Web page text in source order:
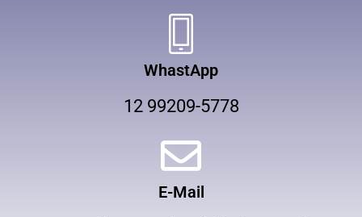
WhastApp
12 99209-5778
E-Mail